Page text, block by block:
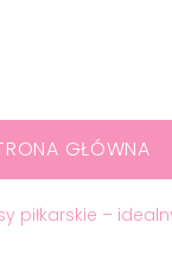
GŁÓWNA
piłkarskie –